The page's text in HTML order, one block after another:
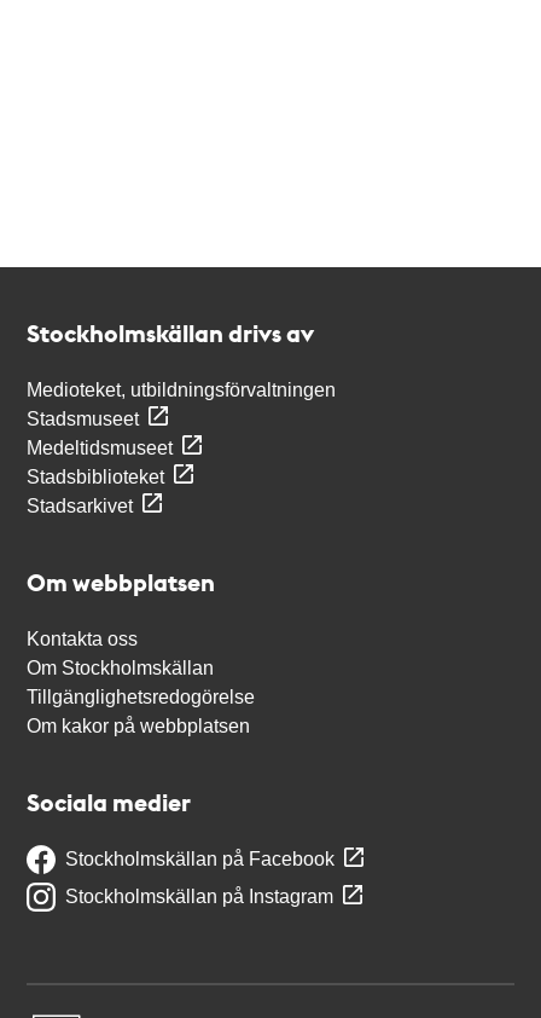
Stockholmskällan drivs av
Medioteket, utbildningsförvaltningen
Stadsmuseet
Medeltidsmuseet
Stadsbiblioteket
Stadsarkivet
Om webbplatsen
Kontakta oss
Om Stockholmskällan
Tillgänglighetsredogörelse
Om kakor på webbplatsen
Sociala medier
Stockholmskällan på Facebook
Stockholmskällan på Instagram